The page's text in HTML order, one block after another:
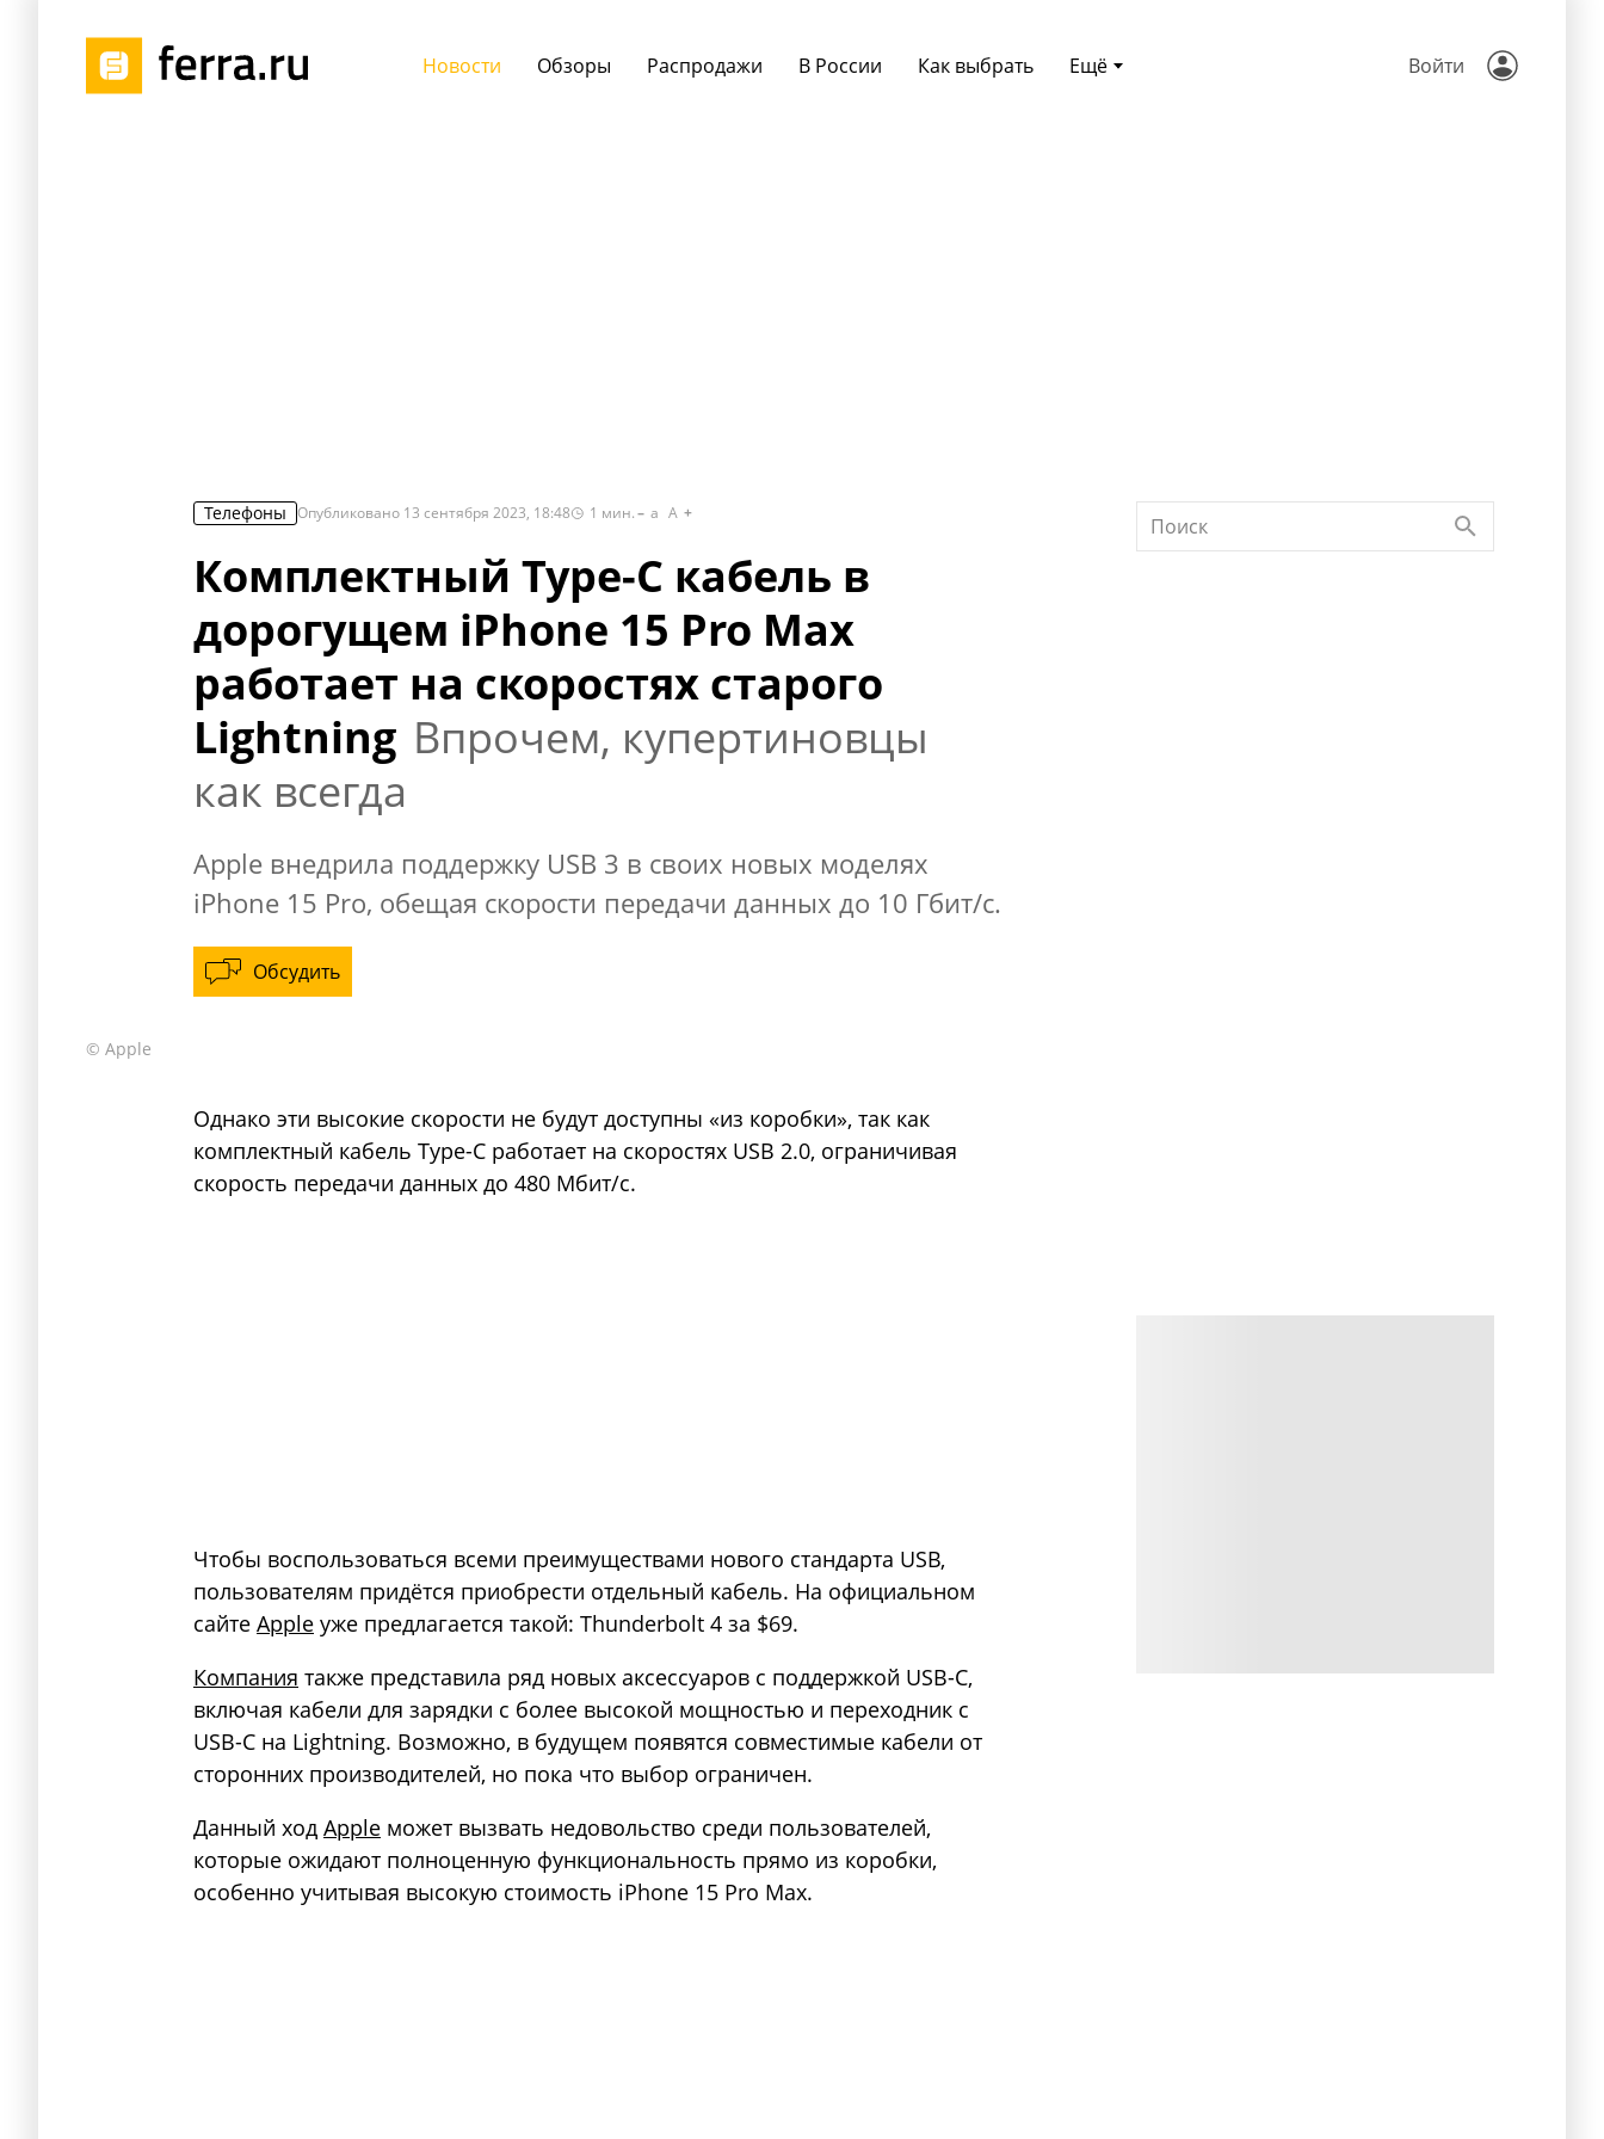
Ещё
Новости Обзоры Распродажи В России Как выбрать Войти
Телефоны Опубликовано 13 сентября 2023, 18:48 1 мин. a A
Комплектный Type-C кабель в
дорогущем iPhone 15 Pro Max
работает на скоростях старого
Lightning Впрочем, купертиновцы
как всегда
Apple внедрила поддержку USB 3 в своих новых моделях
iPhone 15 Pro, обещая скорости передачи данных до 10 Гбит/с.
Обсудить
© Apple
Однако эти высокие скорости не будут доступны «из коробки», так как
комплектный кабель Type-C работает на скоростях USB 2.0, ограничивая
скорость передачи данных до 480 Мбит/с.
Чтобы воспользоваться всеми преимуществами нового стандарта USB,
пользователям придётся приобрести отдельный кабель. На официальном
сайте Apple уже предлагается такой: Thunderbolt 4 за $69.
Компания также представила ряд новых аксессуаров с поддержкой USB-C,
включая кабели для зарядки с более высокой мощностью и переходник с
USB-C на Lightning. Возможно, в будущем появятся совместимые кабели от
сторонних производителей, но пока что выбор ограничен.
Данный ход Apple может вызвать недовольство среди пользователей,
которые ожидают полноценную функциональность прямо из коробки,
особенно учитывая высокую стоимость iPhone 15 Pro Max.